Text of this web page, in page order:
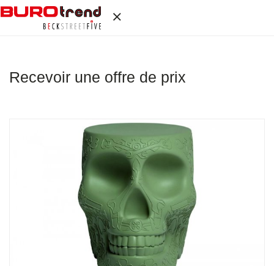
Recevoir une offre de prix